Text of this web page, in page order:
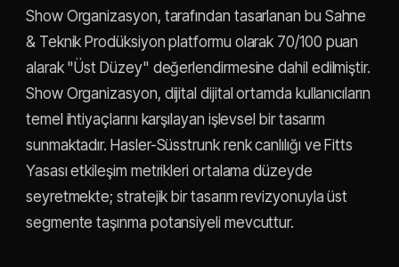
Show Organizasyon, tarafından tasarlanan bu Sahne
& Teknik Prodüksiyon platformu olarak 70/100 puan
alarak "Üst Düzey" değerlendirmesine dahil edilmiştir.
Show Organizasyon, dijital dijital ortamda kullanıcıların
temel ihtiyaçlarını karşılayan işlevsel bir tasarım
sunmaktadır. Hasler-Süsstrunk renk canlılığı ve Fitts
Yasası etkileşim metrikleri ortalama düzeyde
seyretmekte; stratejik bir tasarım revizyonuyla üst
segmente taşınma potansiyeli mevcuttur.